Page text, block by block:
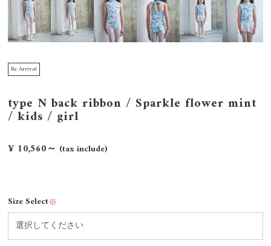
Re Arrival
type N back ribbon / Sparkle flower mint
/ kids / girl
¥ 10,560～ (tax include)
Size Select※